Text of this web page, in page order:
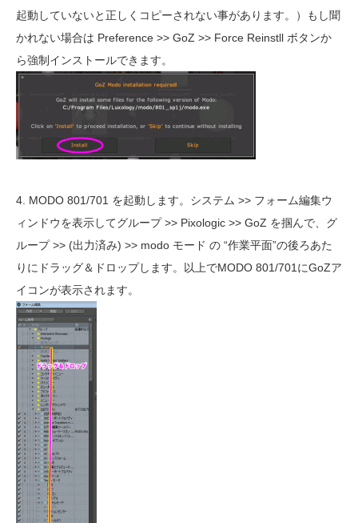
起動していないと正しくコピーされない事があります。）もし聞
かれない場合は Preference >> GoZ >> Force Reinstll ボタンか
ら強制インストールできます。
4. MODO 801/701 を起動します。システム >> フォーム編集ウ
ィンドウを表示してグループ >> Pixologic >> GoZ を掴んで、グ
ループ >> (出力済み) >> modo モード の “作業平面”の後ろあた
りにドラッグ＆ドロップします。以上でMODO 801/701にGoZア
イコンが表示されます。